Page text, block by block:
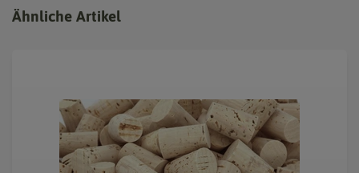
Ähnliche Artikel